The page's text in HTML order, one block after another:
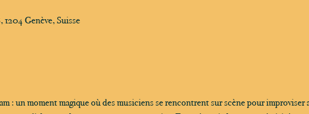
Genève, Suisse
: un moment magique où des musiciens se rencontrent sur scène pour